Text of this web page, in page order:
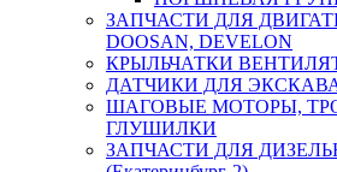
ЗАПЧАСТИ ДЛЯ
DOOSAN, DEVELON
КРЫЛЬЧАТКИ
ДАТЧИКИ ДЛЯ
ШАГОВЫЕ МОТОРЫ,
ГЛУШИЛКИ
ЗАПЧАСТИ ДЛЯ